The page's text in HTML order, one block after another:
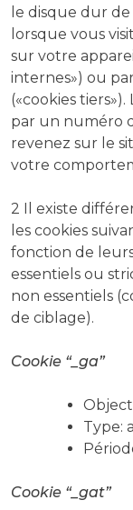
le disque dur
lorsque vous
sur votre
internes») ou
(«cookies
par un numéro
revenez sur le
votre
2 Il existe
les cookies
fonction de
essentiels ou
non essentiels
de ciblage).
Cookie “_ga”
Type:
Cookie “_gat”